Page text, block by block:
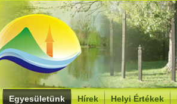
Egyesületünk Hírek Helyi Értékek